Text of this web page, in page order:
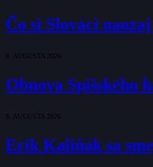
Čo si Slováci
8. AUGUSTA 2026
Obnova Spišského
8. AUGUSTA 2026
Erik Kaliňák sa